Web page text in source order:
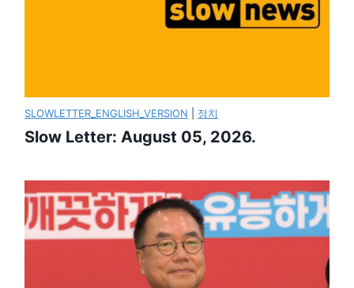
SLOWLETTER_ENGLISH_VERSION 정치
Slow Letter: August 05, 2026.